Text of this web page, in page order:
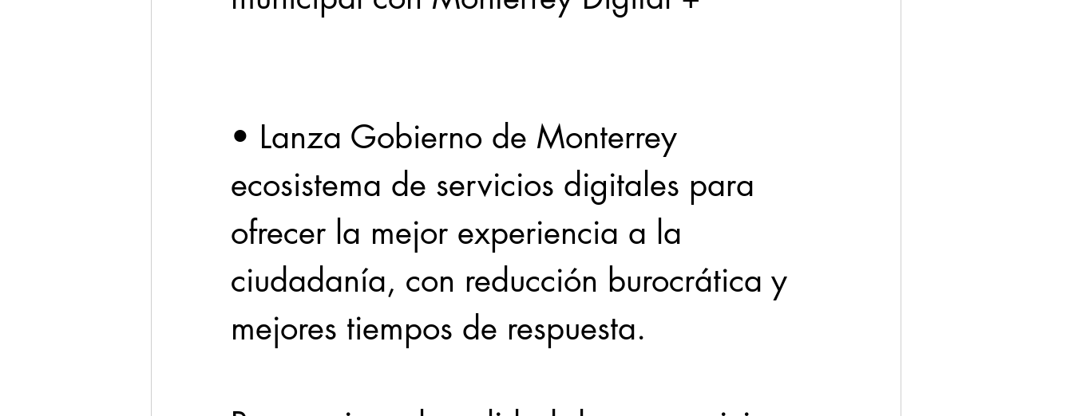
31abr
• Lanza Gobierno de Monterrey
ecosistema de servicios digitales para
ofrecer la mejor experiencia a la
ciudadanía, con reducción burocrática y
mejores tiempos de respuesta.